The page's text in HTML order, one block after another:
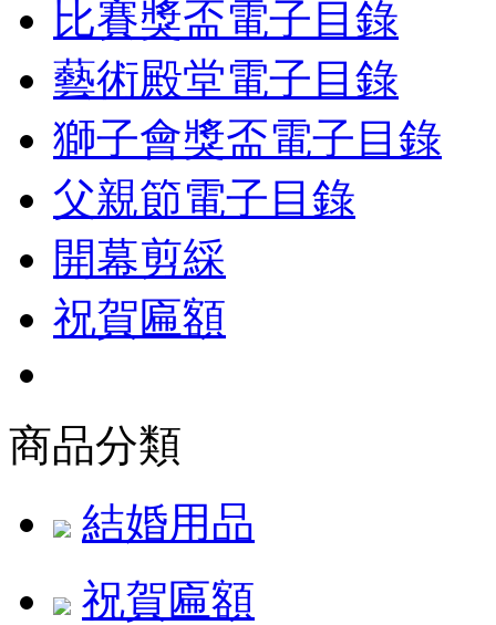
比賽獎盃電子目錄
藝術殿堂電子目錄
獅子會獎盃電子目錄
父親節電子目錄
開幕剪綵
祝賀匾額
商品分類
結婚用品
祝賀匾額